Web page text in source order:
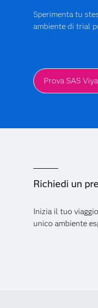
Sperimenta tu
ambiente di trial
Prova SAS
Richiedi un
Inizia il tuo
unico ambiente